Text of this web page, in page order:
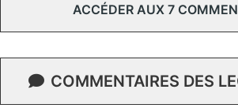
ACCÉDER AUX 7
COMMENTAIRES DES